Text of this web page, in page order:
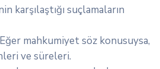
karşılaştığı suçlamaların
Eğer mahkumiyet söz konusuysa,
ve süreleri.